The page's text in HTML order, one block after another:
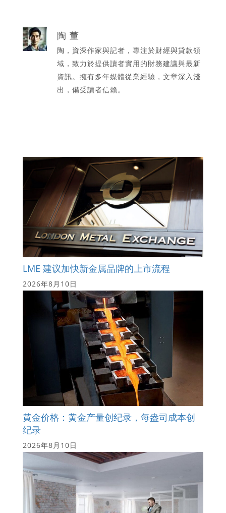
陶 董
陶，資深作家與記者，專注於財經與貸款領
域，致力於提供讀者實用的財務建議與最新
資訊。擁有多年媒體從業經驗，文章深入淺
出，備受讀者信賴。
LME 建议加快新金属品牌的上市流程
2026年8月10日
黄金价格：黄金产量创纪录，每盎司成本创
纪录
2026年8月10日